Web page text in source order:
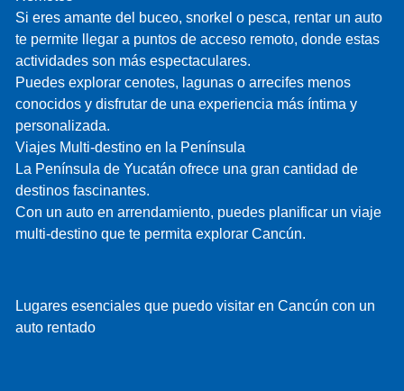
Si eres amante del buceo, snorkel o pesca, rentar un auto
te permite llegar a puntos de acceso remoto, donde estas
actividades son más espectaculares.
Puedes explorar cenotes, lagunas o arrecifes menos
conocidos y disfrutar de una experiencia más íntima y
personalizada.
Viajes Multi-destino en la Península
La Península de Yucatán ofrece una gran cantidad de
destinos fascinantes.
Con un auto en arrendamiento, puedes planificar un viaje
multi-destino que te permita explorar Cancún.
Lugares esenciales que puedo visitar en Cancún con un
auto rentado